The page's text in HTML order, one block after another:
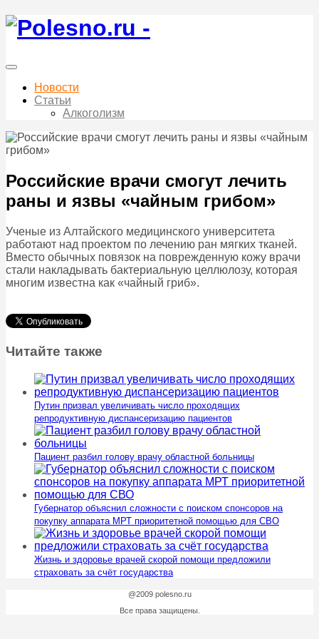
Новости
Статьи
Алкоголизм
Российские врачи смогут лечить
раны и язвы «чайным грибом»
Ученые из Алтайского медицинского университета
работают над проектом по лечению ран мягких тканей.
Вместо обычных повязок на поврежденную кожу врачи
стали накладывать бактериальную целлюлозу, которая
многим известна как «чайный гриб».
Читайте также
Путин призвал увеличивать число проходящих
репродуктивную диспансеризацию пациентов
Пациент разбил голову врачу областной больницы
Губернатор объяснил сложности с поиском спонсоров на
покупку аппарата МРТ приоритетной помощью для СВО
Жизнь и здоровье врачей скорой помощи предложили
страховать за счёт государства
@2009 polesno.ru
Все права защищены.